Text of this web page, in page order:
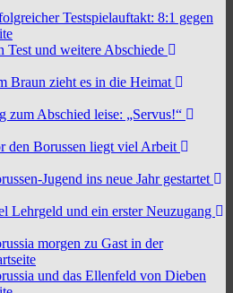
Testspielauftakt: 8:1 gegen
Test und weitere Abschiede
Braun zieht es in die Heimat
zum Abschied leise: „Servus!“
den Borussen liegt viel Arbeit
Jugend ins neue Jahr gestartet
Lehrgeld und ein erster Neuzugang
morgen zu Gast in der
und das Ellenfeld von Dieben